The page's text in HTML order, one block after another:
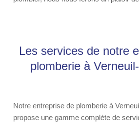
Les services de notre
plomberie à
Notre entreprise de plomberie à
propose une gamme complète de